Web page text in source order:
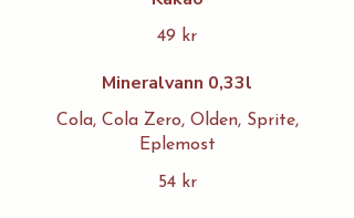
49 kr
Mineralvann 0,33l
Cola, Cola Zero, Olden, Sprite,
Eplemost
54 kr